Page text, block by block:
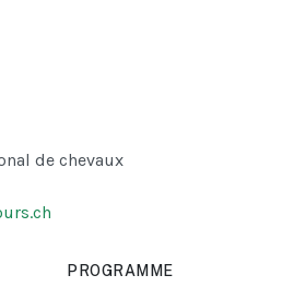
de chevaux
PROGRAMME